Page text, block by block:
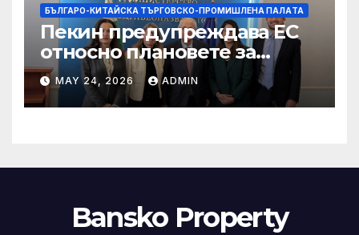
БЪЛГАРО-КИТАЙСКА ТЪРГОВСКО-ПРОМИШЛЕНА ПАЛAТА
Пекин предупреждава ЕС
относно плановете за
насочване към китайски
продукти
MAY 24, 2026 ADMIN
Bansko Property